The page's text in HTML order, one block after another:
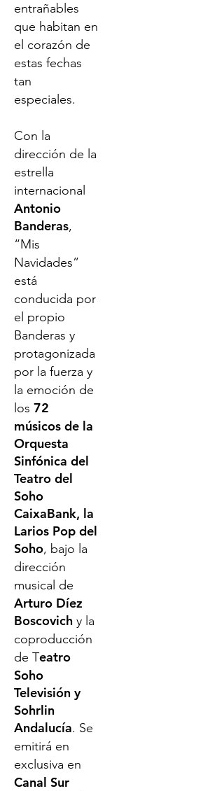
entrañables
que habitan en
el corazón de
estas fechas
tan
especiales.
Con la
dirección de la
estrella
internacional
Antonio
Banderas,
“Mis
Navidades”
está
conducida por
el propio
Banderas y
protagonizada
por la fuerza y
la emoción de
los 72
músicos de la
Orquesta
Sinfónica del
Teatro del
Soho
CaixaBank, la
Larios Pop del
Soho, bajo la
dirección
musical de
Arturo Díez
Boscovich y la
coproducción
de Teatro
Soho
Televisión y
Sohrlin
Andalucía. Se
emitirá en
exclusiva en
Canal Sur